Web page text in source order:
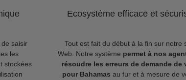
saisir
les
stockées
Ecosystème efficace et
Tout est fait du début à la fin sur notre
Web. Notre système permet à nos
résoudre les erreurs de demande de
pour Bahamas au fur et à mesure de